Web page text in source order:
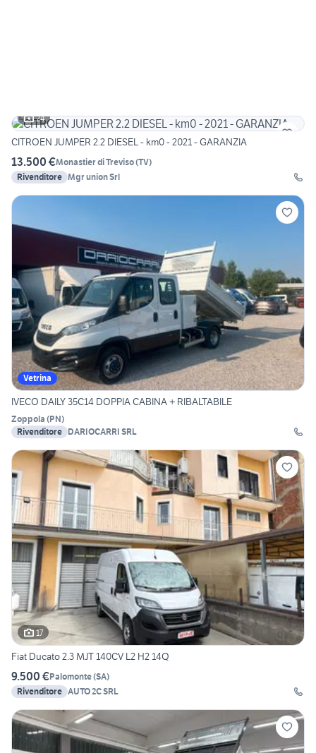
24
CITROEN JUMPER 2.2 DIESEL - km0 - 2021 - GARANZIA
13.500 €Monastier di Treviso(TV)
Rivenditore Mgr union Srl
Vetrina
IVECO DAILY 35C14 DOPPIA CABINA + RIBALTABILE
Zoppola (PN)
Rivenditore DARIOCARRI SRL
17
Fiat Ducato 2.3 MJT 140CV L2 H2 14Q
9.500 €Palomonte(SA)
Rivenditore AUTO 2C SRL